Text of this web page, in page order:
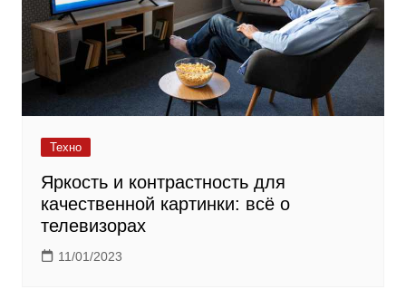
Техно
Яркость и контрастность для
качественной картинки: всё о
телевизорах
11/01/2023